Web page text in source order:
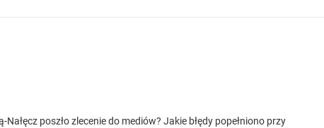
poszło zlecenie do mediów? Jakie błędy popełniono przy